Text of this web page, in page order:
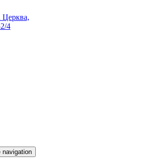
Церква,
4
navigation